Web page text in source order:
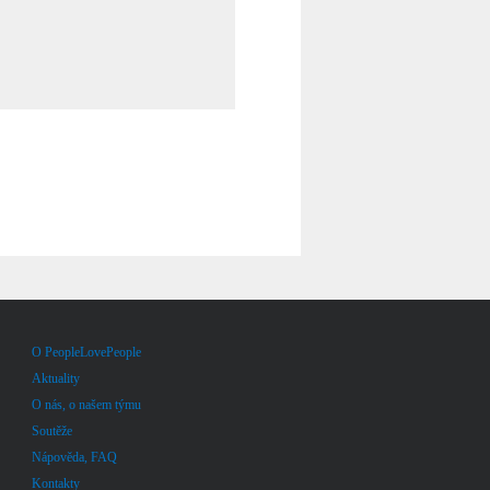
O PeopleLovePeople
Aktuality
O nás, o našem týmu
Soutěže
Nápověda, FAQ
Kontakty